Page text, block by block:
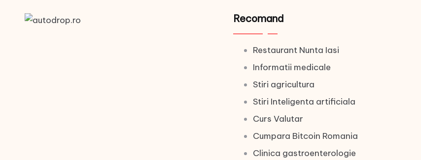
Recomand
Restaurant Nunta Iasi
Informatii medicale
Stiri agricultura
Stiri Inteligenta artificiala
Curs Valutar
Cumpara Bitcoin Romania
Clinica gastroenterologie